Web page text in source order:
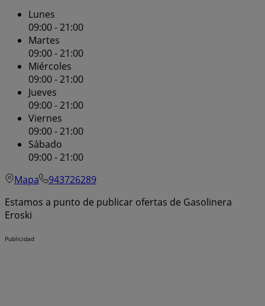
Lunes
09:00 - 21:00
Martes
09:00 - 21:00
Miércoles
09:00 - 21:00
Jueves
09:00 - 21:00
Viernes
09:00 - 21:00
Sábado
09:00 - 21:00
Mapa
943726289
Estamos a punto de publicar ofertas de Gasolinera
Eroski
Publicidad